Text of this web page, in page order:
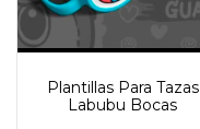
Plantillas Para Tazas
Labubu Bocas